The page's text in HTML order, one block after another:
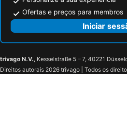
Ofertas e preços para membros
Iniciar
trivago N.V., Kesselstraße 5 – 7, 40221
Direitos autorais 2026 trivago | Todos os